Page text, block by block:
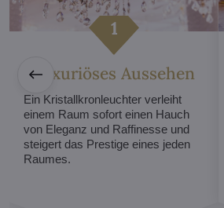
Luxuriöses Aussehen
Ein Kristallkronleuchter verleiht
einem Raum sofort einen Hauch
von Eleganz und Raffinesse und
steigert das Prestige eines jeden
Raumes.